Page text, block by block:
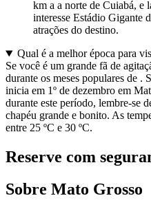
km a a norte de Cuiabá, e
interesse Estádio Gigante
atrações do destino.
Qual é a melhor época para
Se você é um grande fã de
durante os meses populares de .
inicia em 1º de dezembro em
durante este período, lembre-se
chapéu grande e bonito. As
entre 25 ºC e 30 ºC.
Reserve com
Sobre Mato Grosso